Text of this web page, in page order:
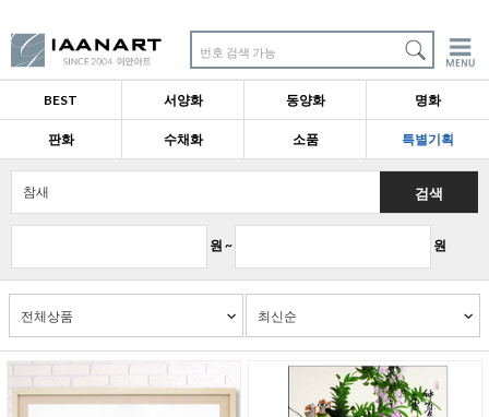
번호 검색 가능
BEST 서양화 동양화 명화
판화 수채화 소품 특별기획
원 ~ 원
검색